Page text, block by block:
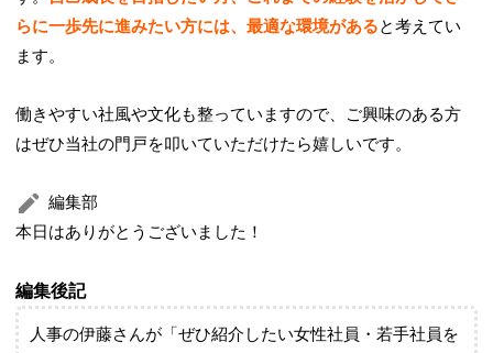
らに一歩先に進みたい方には、最適な環境があると考えてい
ます。
働きやすい社風や文化も整っていますので、ご興味のある方
はぜひ当社の門戸を叩いていただけたら嬉しいです。
編集部
本日はありがとうございました！
編集後記
人事の伊藤さんが「ぜひ紹介したい女性社員・若手社員を